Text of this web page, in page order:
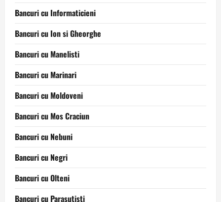
Bancuri cu Informaticieni
Bancuri cu Ion si Gheorghe
Bancuri cu Manelisti
Bancuri cu Marinari
Bancuri cu Moldoveni
Bancuri cu Mos Craciun
Bancuri cu Nebuni
Bancuri cu Negri
Bancuri cu Olteni
Bancuri cu Parasutisti